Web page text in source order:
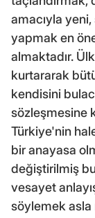
amacıyla
yapmak en
almaktadır.
kurtararak
kendisini
sözleşmesine
Türkiye'nin
bir anayasa
değiştirilmiş
vesayet
söylemek